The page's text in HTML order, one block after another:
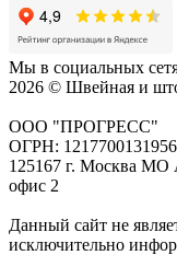
Мы в социальных
2026 © Швейная и
ООО "ПРОГРЕСС"
ОГРН: 1217700131956
125167 г. Москва МО
офис 2
Данный сайт не
исключительно